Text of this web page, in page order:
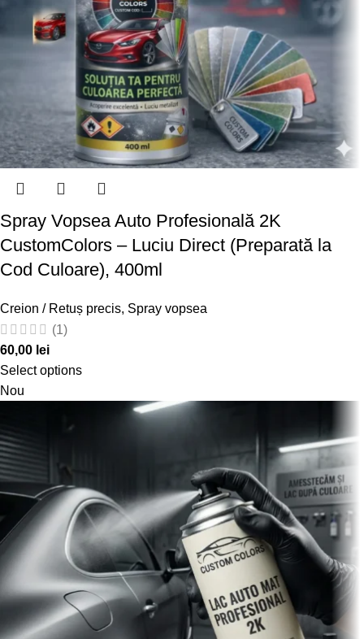
Spray Vopsea Auto Profesională 2K
CustomColors – Luciu Direct (Preparată la
Cod Culoare), 400ml
Creion / Retuș precis, Spray vopsea
(1)
60,00 lei
Select options
Nou